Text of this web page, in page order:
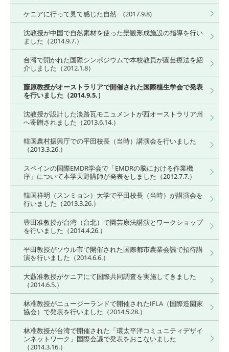
ケニアに行って見て感じた自然 (2017.9.8)
沈教授が中国で自然素材を使った景観形成施設の指導を行い
ました（2014.9.7.）
台湾で開かれた国際シンポジウムで本校教員が園芸療法を紹
介しました（2012.1.8）
藤原教授がオーストラリアで開催された国際植生学会で発表
を行いました（2014.9.5.）
沈教授が設計した淡路瓦モニュメントが西オーストラリア州
へ寄贈されました（2013.6.14.）
韓国農村振興庁での平田校長（当時）講演会を行いました
（2013.3.26.）
スペインの国際EMDR学会で「EMDRの脳における作業機
序」について本学天野講師が発表をしました（2012.7.7.）
韓国祥明（スンミョン）大学で平田校長（当時）が講演会を
行いました（2013.3.26.）
豊田准教授が台湾（台北）で園芸療法講演とワークショップ
を行いました（2014.4.26.）
平田教授がソウル市で開催された国際都市農業会議で招待講
演を行いました（2014.6.6.）
大藪准教授がケニアにて国際共同調査を実施してきました
（2014.6.5.）
林准教授がニュージーランドで開催されたIFLA（国際造園家
協会）で発表を行いました（2014.5.28.）
林准教授が台湾で開催された「環太平洋コミュニティデザイ
ンネットワーク」国際会議で発表をおこないました
（2014.3.16.）